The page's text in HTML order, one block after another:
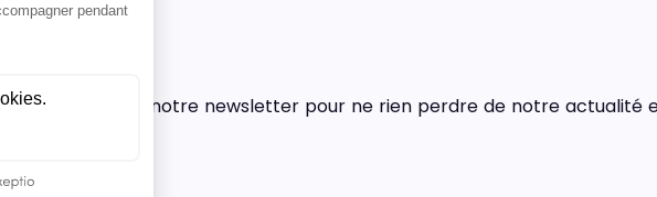
Abonnez-vous à notre newsletter pour ne rien perdre de notre actualité